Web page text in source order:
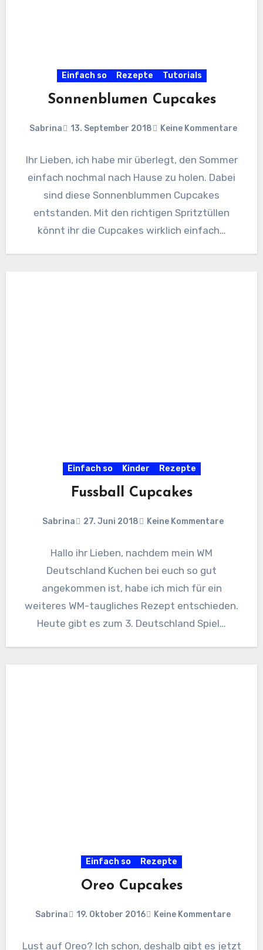
Einfach so Rezepte Tutorials
Sonnenblumen Cupcakes
Sabrina 13. September 2018 Keine Kommentare
Ihr Lieben, ich habe mir überlegt, den Sommer
einfach nochmal nach Hause zu holen. Dabei
sind diese Sonnenblummen Cupcakes
entstanden. Mit den richtigen Spritztüllen
könnt ihr die Cupcakes wirklich einfach…
Einfach so Kinder Rezepte
Fussball Cupcakes
Sabrina 27. Juni 2018 Keine Kommentare
Hallo ihr Lieben, nachdem mein WM
Deutschland Kuchen bei euch so gut
angekommen ist, habe ich mich für ein
weiteres WM-taugliches Rezept entschieden.
Heute gibt es zum 3. Deutschland Spiel…
Einfach so Rezepte
Oreo Cupcakes
Sabrina 19. Oktober 2016 Keine Kommentare
Lust auf Oreo? Ich schon, deshalb gibt es jetzt